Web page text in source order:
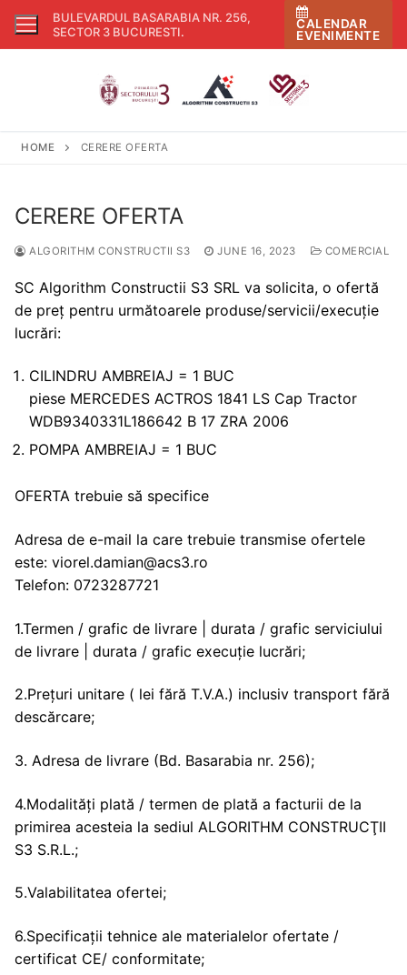
Skip
BULEVARDUL BASARABIA NR. 256,
SECTOR 3 BUCURESTI.
CALENDAR
EVENIMENTE
HOME CERERE OFERTA
CERERE OFERTA
ALGORITHM CONSTRUCTII S3 JUNE 16, 2023 COMERCIAL
SC Algorithm Constructii S3 SRL va solicita, o ofertă
de preț pentru următoarele produse/servicii/execuție
lucrări:
CILINDRU AMBREIAJ = 1 BUC
piese MERCEDES ACTROS 1841 LS Cap Tractor
WDB9340331L186642 B 17 ZRA 2006
POMPA AMBREIAJ = 1 BUC
OFERTA trebuie să specifice
Adresa de e-mail la care trebuie transmise ofertele
este: viorel.damian@acs3.ro
Telefon: 0723287721
1.Termen / grafic de livrare | durata / grafic serviciului
de livrare | durata / grafic execuție lucrări;
2.Prețuri unitare ( lei fără T.V.A.) inclusiv transport fără
descărcare;
3. Adresa de livrare (Bd. Basarabia nr. 256);
4.Modalități plată / termen de plată a facturii de la
primirea acesteia la sediul ALGORITHM CONSTRUCŢII
S3 S.R.L.;
5.Valabilitatea ofertei;
6.Specificații tehnice ale materialelor ofertate /
certificat CE/ conformitate;